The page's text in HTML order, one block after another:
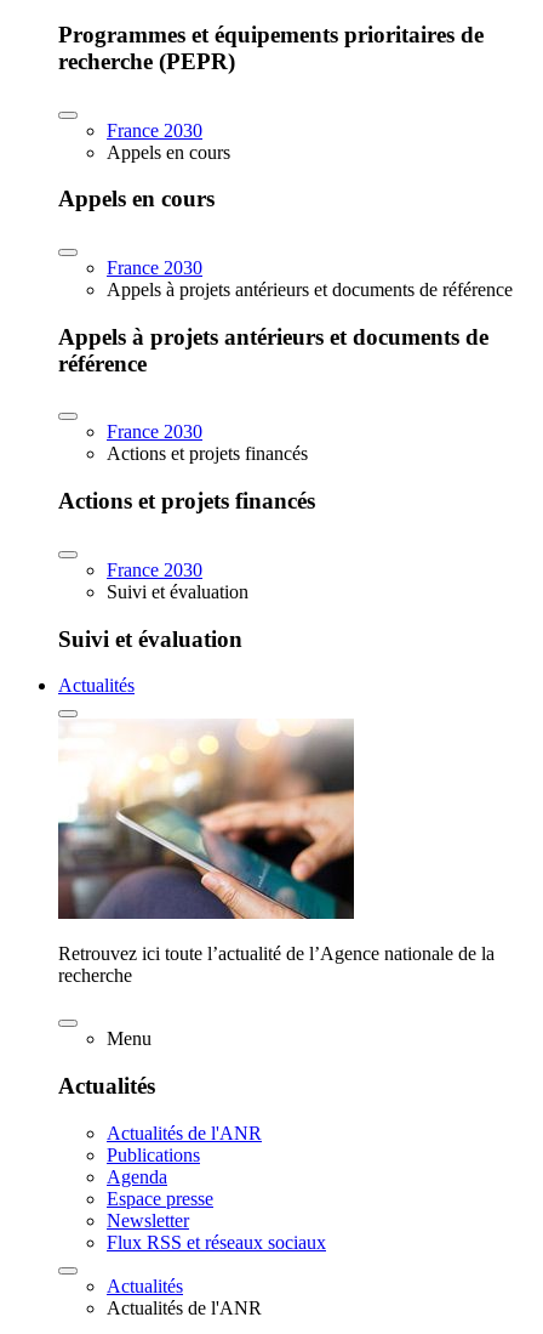
Programmes et équipements prioritaires de
recherche (PEPR)
France 2030
Appels en cours
Appels en cours
France 2030
Appels à projets antérieurs et documents de référence
Appels à projets antérieurs et documents de
référence
France 2030
Actions et projets financés
Actions et projets financés
France 2030
Suivi et évaluation
Suivi et évaluation
Actualités
Retrouvez ici toute l’actualité de l’Agence nationale de la
recherche
Menu
Actualités
Actualités de l'ANR
Publications
Agenda
Espace presse
Newsletter
Flux RSS et réseaux sociaux
Actualités
Actualités de l'ANR